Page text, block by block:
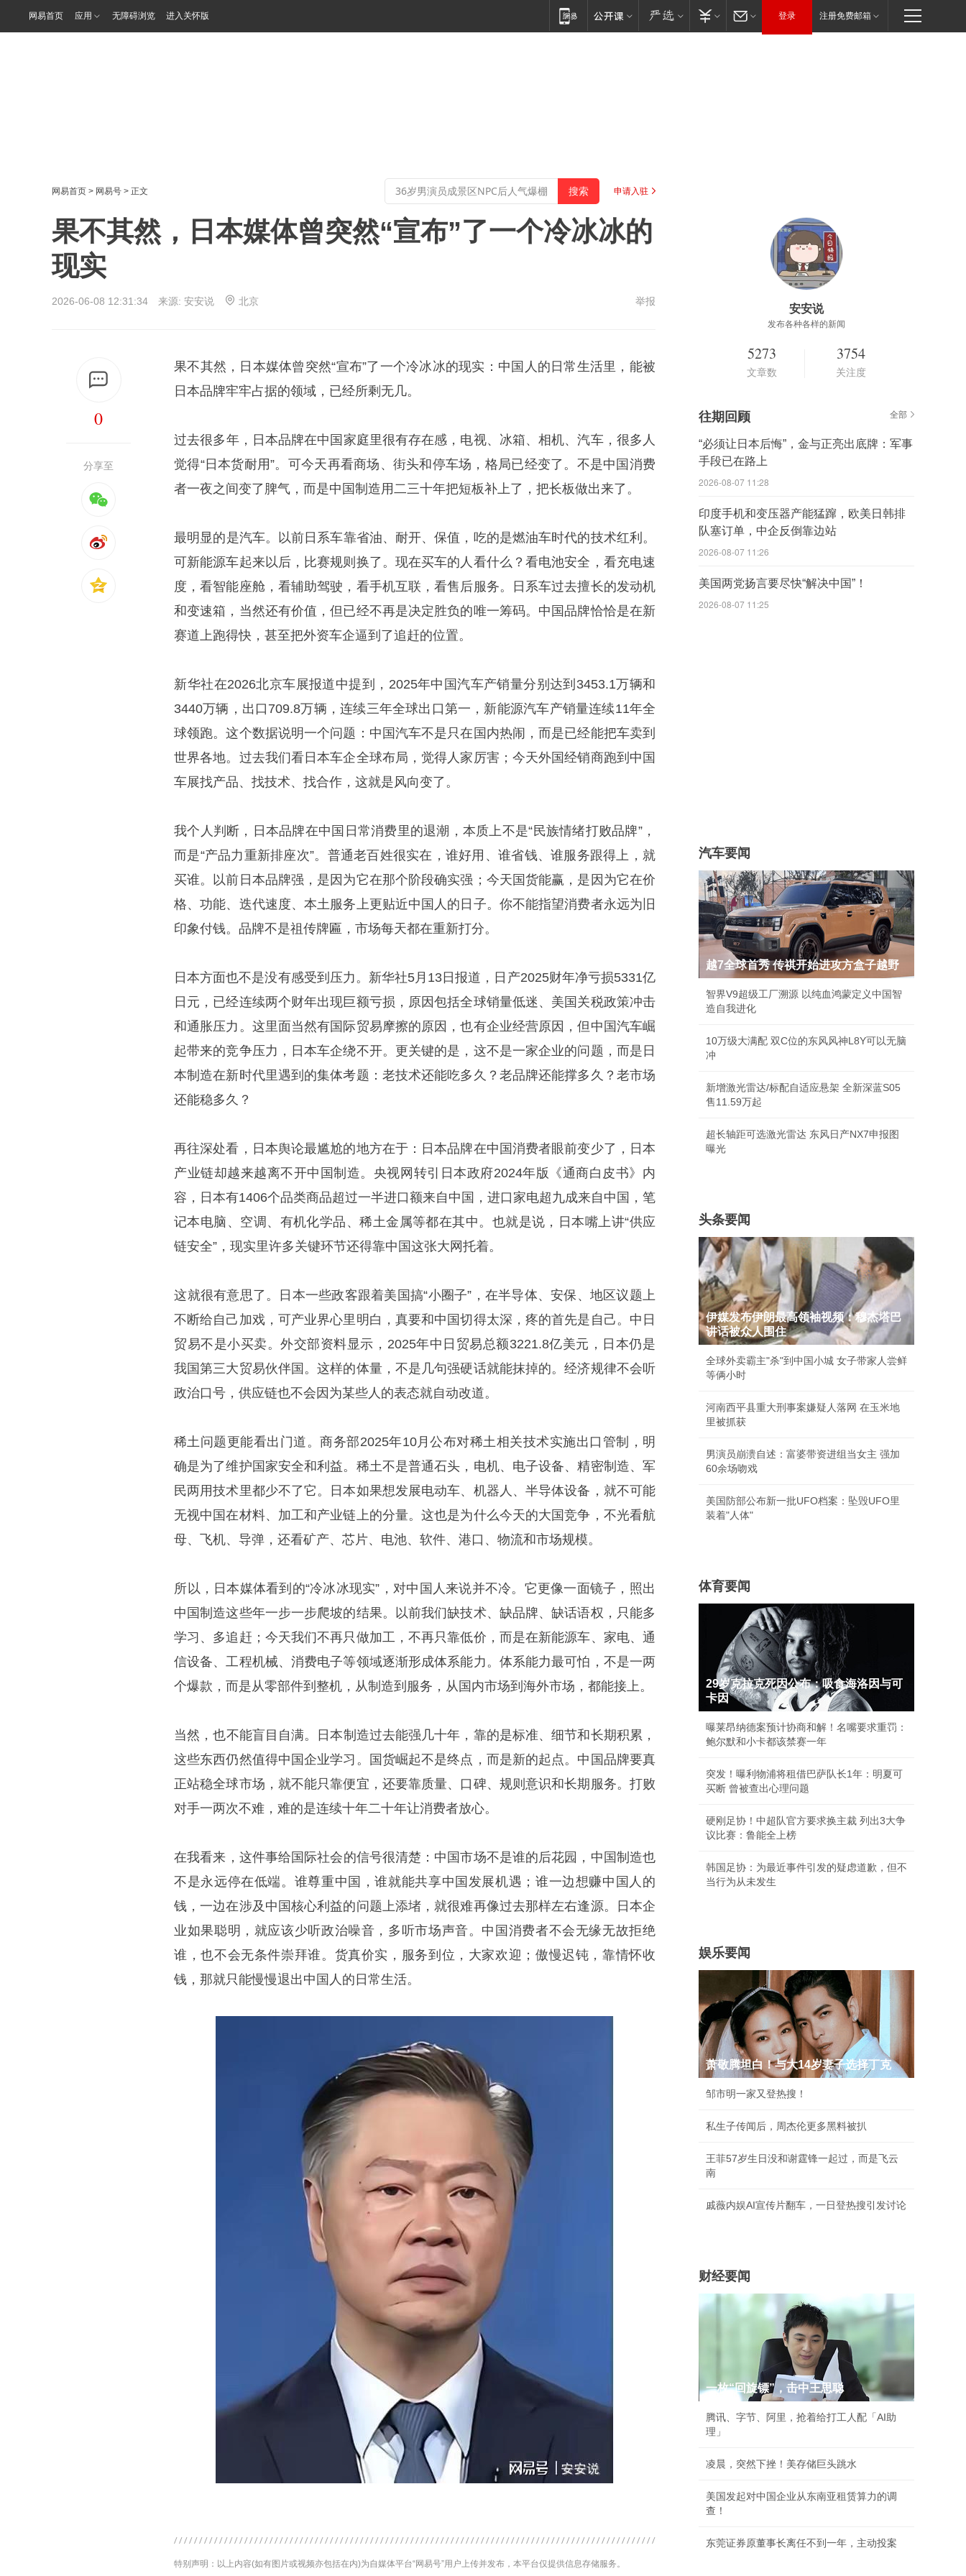
网易首页 应用 无障碍浏览 进入关怀版 登录 注册免费邮箱
网易首页 > 网易号 > 正文 申请入驻
果不其然，日本媒体曾突然“宣布”了一个冷冰冰的
现实
2026-06-08 12:31:34 来源: 安安说 北京 举报
0
分享至
果不其然，日本媒体曾突然“宣布”了一个冷冰冰的现实：中国人的日常生活里，能被
日本品牌牢牢占据的领域，已经所剩无几。
​过去很多年，日本品牌在中国家庭里很有存在感，电视、冰箱、相机、汽车，很多人
觉得“日本货耐用”。可今天再看商场、街头和停车场，格局已经变了。不是中国消费
者一夜之间变了脾气，而是中国制造用二三十年把短板补上了，把长板做出来了。
​最明显的是汽车。以前日系车靠省油、耐开、保值，吃的是燃油车时代的技术红利。
可新能源车起来以后，比赛规则换了。现在买车的人看什么？看电池安全，看充电速
度，看智能座舱，看辅助驾驶，看手机互联，看售后服务。日系车过去擅长的发动机
和变速箱，当然还有价值，但已经不再是决定胜负的唯一筹码。中国品牌恰恰是在新
赛道上跑得快，甚至把外资车企逼到了追赶的位置。
​新华社在2026北京车展报道中提到，2025年中国汽车产销量分别达到3453.1万辆和
3440万辆，出口709.8万辆，连续三年全球出口第一，新能源汽车产销量连续11年全
球领跑。这个数据说明一个问题：中国汽车不是只在国内热闹，而是已经能把车卖到
世界各地。过去我们看日本车企全球布局，觉得人家厉害；今天外国经销商跑到中国
车展找产品、找技术、找合作，这就是风向变了。
我个人判断，日本品牌在中国日常消费里的退潮，本质上不是“民族情绪打败品牌”，
而是“产品力重新排座次”。普通老百姓很实在，谁好用、谁省钱、谁服务跟得上，就
买谁。以前日本品牌强，是因为它在那个阶段确实强；今天国货能赢，是因为它在价
格、功能、迭代速度、本土服务上更贴近中国人的日子。你不能指望消费者永远为旧
印象付钱。品牌不是祖传牌匾，市场每天都在重新打分。
​日本方面也不是没有感受到压力。新华社5月13日报道，日产2025财年净亏损5331亿
日元，已经连续两个财年出现巨额亏损，原因包括全球销量低迷、美国关税政策冲击
和通胀压力。这里面当然有国际贸易摩擦的原因，也有企业经营原因，但中国汽车崛
起带来的竞争压力，日本车企绕不开。更关键的是，这不是一家企业的问题，而是日
本制造在新时代里遇到的集体考题：老技术还能吃多久？老品牌还能撑多久？老市场
还能稳多久？
再往深处看，日本舆论最尴尬的地方在于：日本品牌在中国消费者眼前变少了，日本
产业链却越来越离不开中国制造。央视网转引日本政府2024年版《通商白皮书》内
容，日本有1406个品类商品超过一半进口额来自中国，进口家电超九成来自中国，笔
记本电脑、空调、有机化学品、稀土金属等都在其中。也就是说，日本嘴上讲“供应
链安全”，现实里许多关键环节还得靠中国这张大网托着。
​这就很有意思了。日本一些政客跟着美国搞“小圈子”，在半导体、安保、地区议题上
不断给自己加戏，可产业界心里明白，真要和中国切得太深，疼的首先是自己。中日
贸易不是小买卖。外交部资料显示，2025年中日贸易总额3221.8亿美元，日本仍是
我国第三大贸易伙伴国。这样的体量，不是几句强硬话就能抹掉的。经济规律不会听
政治口号，供应链也不会因为某些人的表态就自动改道。
稀土问题更能看出门道。商务部2025年10月公布对稀土相关技术实施出口管制，明
确是为了维护国家安全和利益。稀土不是普通石头，电机、电子设备、精密制造、军
民两用技术里都少不了它。日本如果想发展电动车、机器人、半导体设备，就不可能
无视中国在材料、加工和产业链上的分量。这也是为什么今天的大国竞争，不光看航
母、飞机、导弹，还看矿产、芯片、电池、软件、港口、物流和市场规模。
​所以，日本媒体看到的“冷冰冰现实”，对中国人来说并不冷。它更像一面镜子，照出
中国制造这些年一步一步爬坡的结果。以前我们缺技术、缺品牌、缺话语权，只能多
学习、多追赶；今天我们不再只做加工，不再只靠低价，而是在新能源车、家电、通
信设备、工程机械、消费电子等领域逐渐形成体系能力。体系能力最可怕，不是一两
个爆款，而是从零部件到整机，从制造到服务，从国内市场到海外市场，都能接上。
​当然，也不能盲目自满。日本制造过去能强几十年，靠的是标准、细节和长期积累，
这些东西仍然值得中国企业学习。国货崛起不是终点，而是新的起点。中国品牌要真
正站稳全球市场，就不能只靠便宜，还要靠质量、口碑、规则意识和长期服务。打败
对手一两次不难，难的是连续十年二十年让消费者放心。
​在我看来，这件事给国际社会的信号很清楚：中国市场不是谁的后花园，中国制造也
不是永远停在低端。谁尊重中国，谁就能共享中国发展机遇；谁一边想赚中国人的
钱，一边在涉及中国核心利益的问题上添堵，就很难再像过去那样左右逢源。日本企
业如果聪明，就应该少听政治噪音，多听市场声音。中国消费者不会无缘无故拒绝
谁，也不会无条件崇拜谁。货真价实，服务到位，大家欢迎；傲慢迟钝，靠情怀收
钱，那就只能慢慢退出中国人的日常生活。
特别声明：以上内容(如有图片或视频亦包括在内)为自媒体平台“网易号”用户上传并发布，本平台仅提供信息存储服务。
安安说
发布各种各样的新闻
5273
文章数
3754
关注度
往期回顾 全部
“必须让日本后悔”，金与正亮出底牌：军事
手段已在路上
2026-08-07 11:28
印度手机和变压器产能猛蹿，欧美日韩排
队塞订单，中企反倒靠边站
2026-08-07 11:26
美国两党扬言要尽快“解决中国”！
2026-08-07 11:25
汽车要闻
越7全球首秀 传祺开始进攻方盒子越野
智界V9超级工厂溯源 以纯血鸿蒙定义中国智
造自我进化
10万级大满配 双C位的东风风神L8Y可以无脑
冲
新增激光雷达/标配自适应悬架 全新深蓝S05
售11.59万起
超长轴距可选激光雷达 东风日产NX7申报图
曝光
头条要闻
伊媒发布伊朗最高领袖视频：穆杰塔巴
讲话被众人围住
全球外卖霸主"杀"到中国小城 女子带家人尝鲜
等俩小时
河南西平县重大刑事案嫌疑人落网 在玉米地
里被抓获
男演员崩溃自述：富婆带资进组当女主 强加
60余场吻戏
美国防部公布新一批UFO档案：坠毁UFO里
装着"人体"
体育要闻
29岁克拉克死因公布：吸食海洛因与可
卡因
曝莱昂纳德案预计协商和解！名嘴要求重罚：
鲍尔默和小卡都该禁赛一年
突发！曝利物浦将租借巴萨队长1年：明夏可
买断 曾被查出心理问题
硬刚足协！中超队官方要求换主裁 列出3大争
议比赛：鲁能全上榜
韩国足协：为最近事件引发的疑虑道歉，但不
当行为从未发生
娱乐要闻
萧敬腾坦白！与大14岁妻子选择丁克
邹市明一家又登热搜！
私生子传闻后，周杰伦更多黑料被扒
王菲57岁生日没和谢霆锋一起过，而是飞云
南
戚薇内娱AI宣传片翻车，一日登热搜引发讨论
财经要闻
一枚“回旋镖”，击中王思聪
腾讯、字节、阿里，抢着给打工人配「AI助
理」
凌晨，突然下挫！美存储巨头跳水
美国发起对中国企业从东南亚租赁算力的调
查！
东莞证券原董事长离任不到一年，主动投案